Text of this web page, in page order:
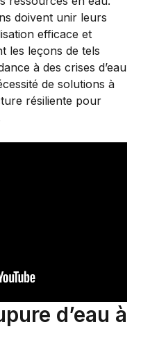
doivent unir leurs
efficace et
les leçons de tels
à des crises d’eau
de solutions à
résiliente pour
d’eau à